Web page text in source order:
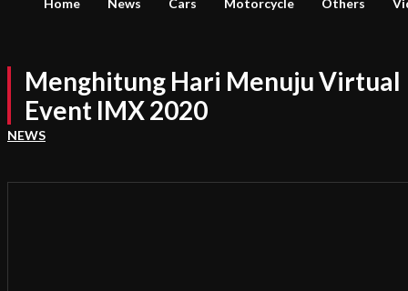
Home News Cars Motorcycle Others
Menghitung Hari Menuju Virtual
Event IMX 2020
NEWS